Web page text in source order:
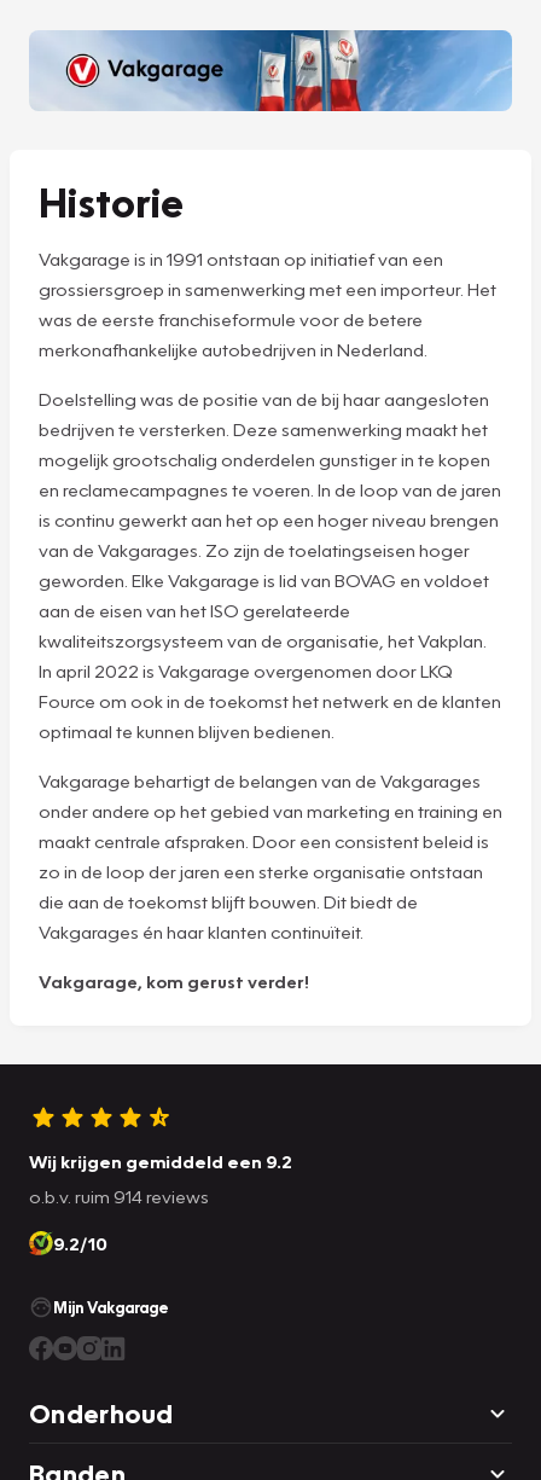
Historie
Vakgarage is in 1991 ontstaan op initiatief van een
grossiersgroep in samenwerking met een importeur. Het
was de eerste franchiseformule voor de betere
merkonafhankelijke autobedrijven in Nederland.
Doelstelling was de positie van de bij haar aangesloten
bedrijven te versterken. Deze samenwerking maakt het
mogelijk grootschalig onderdelen gunstiger in te kopen
en reclamecampagnes te voeren. In de loop van de jaren
is continu gewerkt aan het op een hoger niveau brengen
van de Vakgarages. Zo zijn de toelatingseisen hoger
geworden. Elke Vakgarage is lid van BOVAG en voldoet
aan de eisen van het ISO gerelateerde
kwaliteitszorgsysteem van de organisatie, het Vakplan.
In april 2022 is Vakgarage overgenomen door LKQ
Fource om ook in de toekomst het netwerk en de klanten
optimaal te kunnen blijven bedienen.
Vakgarage behartigt de belangen van de Vakgarages
onder andere op het gebied van marketing en training en
maakt centrale afspraken. Door een consistent beleid is
zo in de loop der jaren een sterke organisatie ontstaan
die aan de toekomst blijft bouwen. Dit biedt de
Vakgarages én haar klanten continuïteit.
Vakgarage, kom gerust verder!
Wij krijgen gemiddeld een 9.2
o.b.v. ruim 914 reviews
9.2/10
Mijn Vakgarage
Onderhoud
Banden